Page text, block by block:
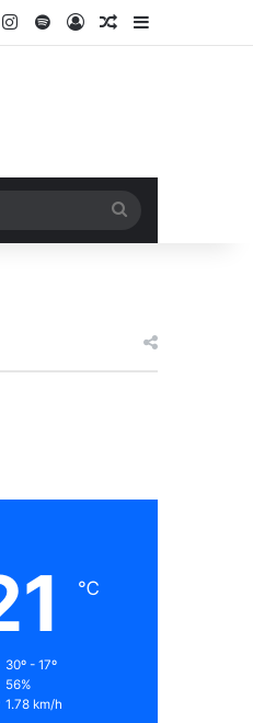
Instagram
SpotifyLog InRandom Article
Sidebar
℃
30º - 17º
56%
1.78 km/h